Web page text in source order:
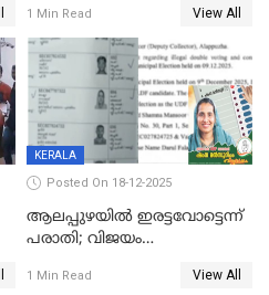
കോടി രൂപ
1 Min Read View All
KERALA
Posted On 18-12-2025
ആലപ്പുഴയിൽ ഇരട്ടവോട്ടെന്ന്
പരാതി; വിജയം
വാർഡിലെ എൽഡിഎഫ്
1 Min Read View All